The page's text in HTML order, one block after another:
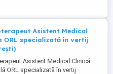
Asistent Medical
ORL specializată în vertij
Asistent Medical Clinică
ORL specializată în vertij